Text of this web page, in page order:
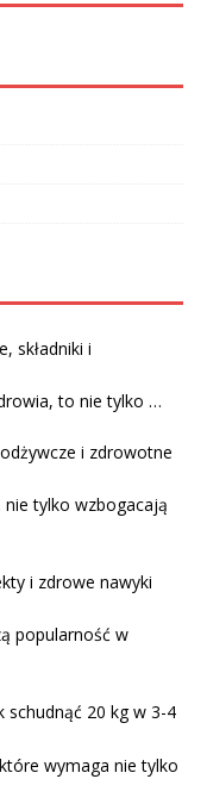
składniki i
to nie tylko …
i zdrowotne
nie tylko wzbogacają
i zdrowe nawyki
popularność w
schudnąć 20 kg w 3-4
wymaga nie tylko